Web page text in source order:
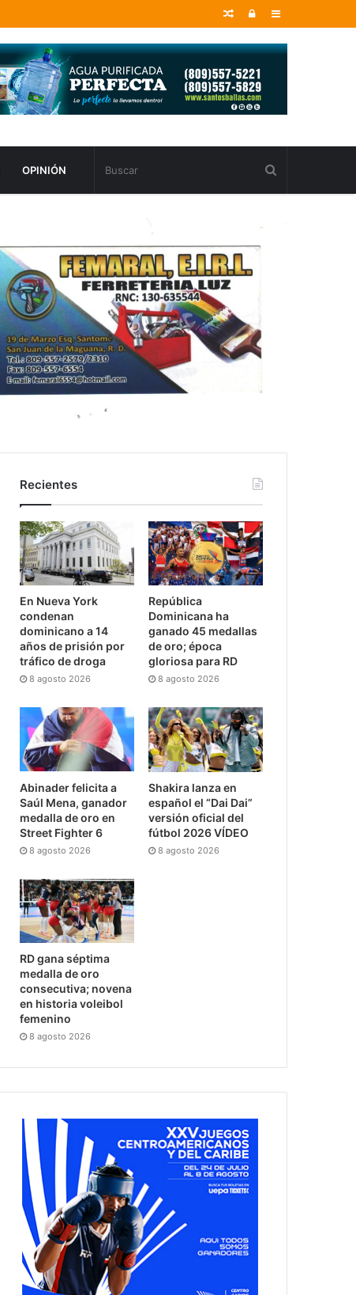
Sidebar
Entrar
Random
OPINIÓN
Recientes
En Nueva York
condenan
dominicano a 14
años de prisión por
tráfico de droga
8 agosto 2026
República
Dominicana ha
ganado 45 medallas
de oro; época
gloriosa para RD
8 agosto 2026
Abinader felicita a
Saúl Mena, ganador
medalla de oro en
Street Fighter 6
8 agosto 2026
Shakira lanza en
español el “Dai Dai”
versión oficial del
fútbol 2026 VÍDEO
8 agosto 2026
RD gana séptima
medalla de oro
consecutiva; novena
en historia voleibol
femenino
8 agosto 2026